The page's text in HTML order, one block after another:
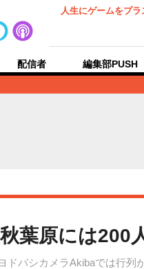
人生にゲームをプ
配信者 編集部PUSH
葉原には200
バシカメラAkibaでは行列